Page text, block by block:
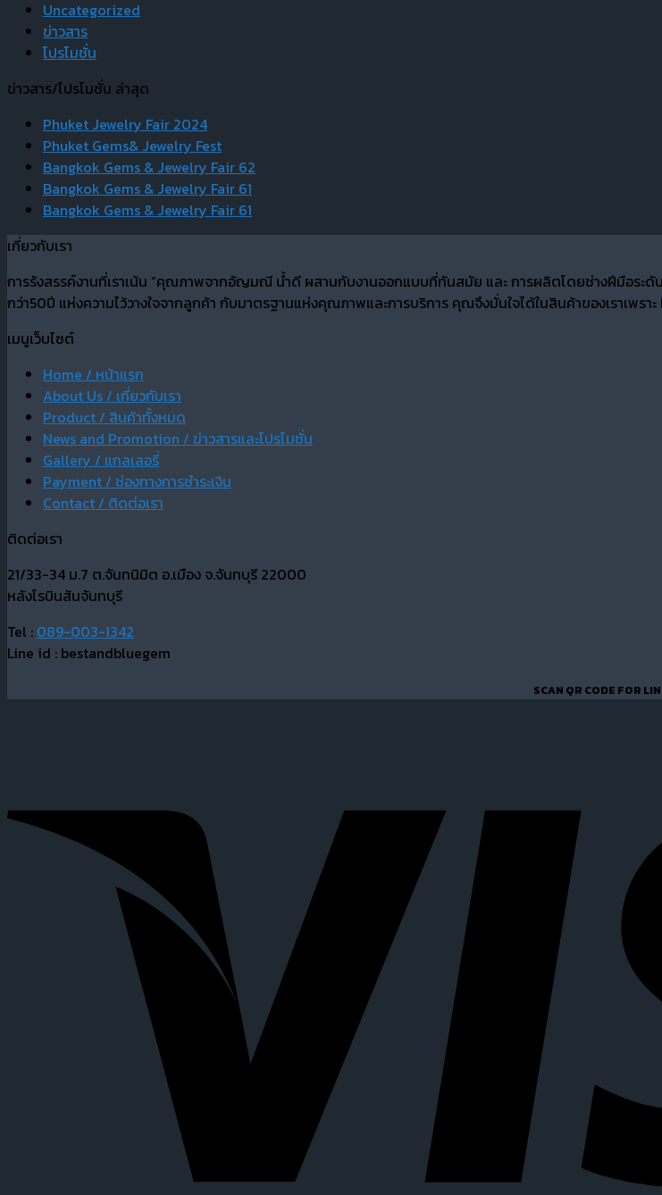
Uncategorized
ข่าวสาร
โปรโมชั่น
ข่าวสาร/โปรโมชั่น ล่าสุด
Phuket Jewelry Fair 2024
Phuket Gems& Jewelry Fest
Bangkok Gems & Jewelry Fair 62
Bangkok Gems & Jewelry Fair 61
Bangkok Gems & Jewelry Fair 61
เกี่ยวกับเรา
การรังสรรค์งานที่เราเน้น “คุณภาพจากอัญมณี น้ำดี ผสานกับงานออกแบบที่ทันสมัย และ การผลิตโดยช่างฝีมือระดั
กว่า50ปี แห่งความไว้วางใจจากลูกค้า กับมาตรฐานแห่งคุณภาพและการบริการ คุณจึงมั่นใจได้ในสินค้าของเราเ
เมนูเว็บไซต์
Home / หน้าแรก
About Us / เกี่ยวกับเรา
Product / สินค้าทั้งหมด
News and Promotion / ข่าวสารและโปรโมชั่น
Gallery / แกลเลอรี่
Payment / ช่องทางการชำระเงิน
Contact / ติดต่อเรา
ติดต่อเรา
21/33-34 ม.7 ต.จันทนิมิต อ.เมือง จ.จันทบุรี 22000
หลังโรบินสันจันทบุรี
Tel : 089-003-1342
Line id : bestandbluegem
SCAN QR CODE FOR